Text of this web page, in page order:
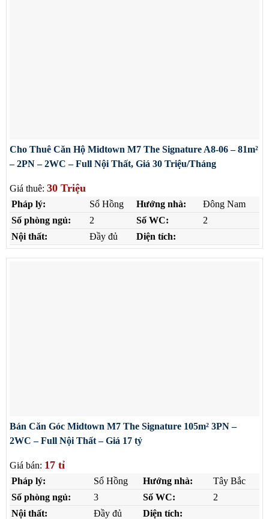
Cho Thuê Căn Hộ Midtown M7 The Signature A8-06 – 81m²
– 2PN – 2WC – Full Nội Thất, Giá 30 Triệu/Tháng
Giá thuê: 30 Triệu
Pháp lý: Sổ Hồng Hướng nhà:
Đông Nam
Số phòng ngủ:
2 Số WC:
2
Nội thất:
Đầy đủ Diện tích:
Bán Căn Góc Midtown M7 The Signature 105m² 3PN –
2WC – Full Nội Thất – Giá 17 tỷ
Giá bán: 17 tỉ
Pháp lý: Sổ Hồng Hướng nhà:
Tây Bắc
Số phòng ngủ:
3 Số WC:
2
Nội thất:
Đầy đủ Diện tích: